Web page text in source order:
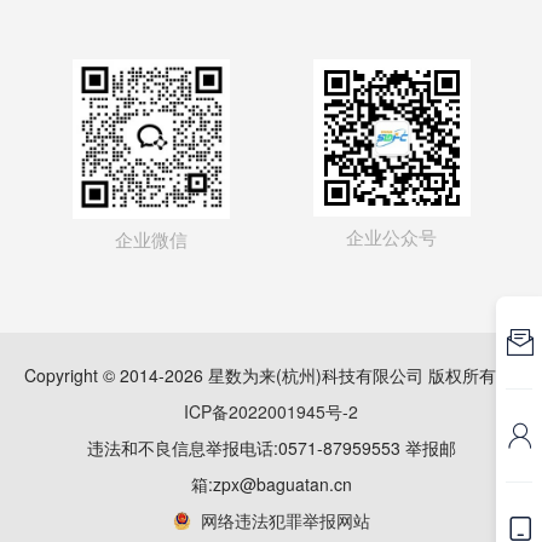
企业微信 企业公众号
Copyright © 2014-2026 星数为来(杭州)科技有限公司 版权所有
ICP备2022001945号-2
违法和不良信息举报电话:0571-87959553 举报邮
箱:zpx@baguatan.cn
网络违法犯罪举报网站


